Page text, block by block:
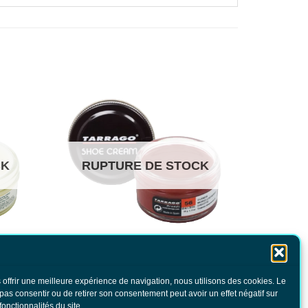
offrir une meilleure expérience de navigation, nous utilisons des cookies. Le
consentir ou de retirer son consentement peut avoir un effet négatif sur
du site .
RUPTURE DE STOCK
6.80€ TTC